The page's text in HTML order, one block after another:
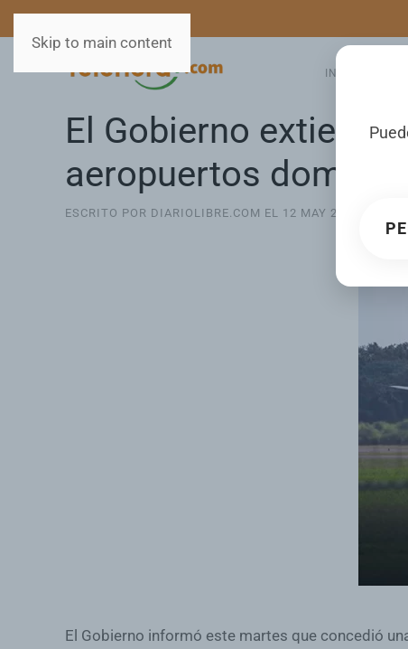
Skip to main content
INICIO
El Gobierno
aeropuertos
ESCRITO POR DIARIOLIBRE.COM EL 12 MAY 2026
El Gobierno informó este martes que concedió